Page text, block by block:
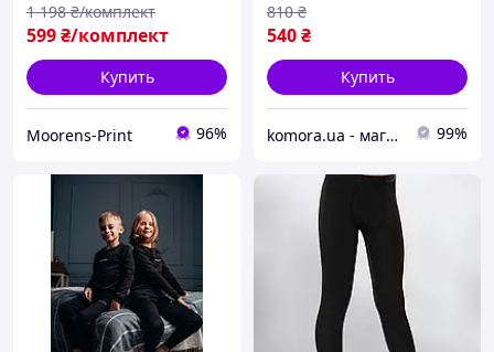
599₴/комплект
1 198 ₴/комплект
Купить
Moorens-Print 96%
540₴
810 ₴
Купить
komora.ua - магазин імпортних речей 99%